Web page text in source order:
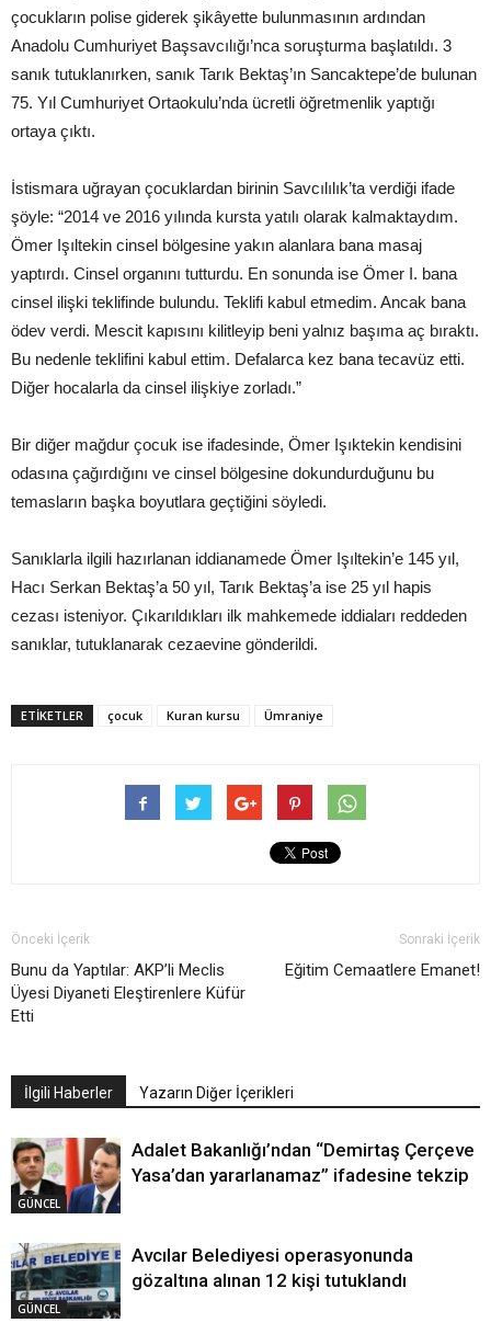
çocukların polise giderek şikâyette bulunmasının ardından
Anadolu Cumhuriyet Başsavcılığı’nca soruşturma başlatıldı. 3
sanık tutuklanırken, sanık Tarık Bektaş’ın Sancaktepe’de bulunan
75. Yıl Cumhuriyet Ortaokulu’nda ücretli öğretmenlik yaptığı
ortaya çıktı.
İstismara uğrayan çocuklardan birinin Savcılılık’ta verdiği ifade
şöyle: “2014 ve 2016 yılında kursta yatılı olarak kalmaktaydım.
Ömer Işıltekin cinsel bölgesine yakın alanlara bana masaj
yaptırdı. Cinsel organını tutturdu. En sonunda ise Ömer I. bana
cinsel ilişki teklifinde bulundu. Teklifi kabul etmedim. Ancak bana
ödev verdi. Mescit kapısını kilitleyip beni yalnız başıma aç bıraktı.
Bu nedenle teklifini kabul ettim. Defalarca kez bana tecavüz etti.
Diğer hocalarla da cinsel ilişkiye zorladı.”
Bir diğer mağdur çocuk ise ifadesinde, Ömer Işıktekin kendisini
odasına çağırdığını ve cinsel bölgesine dokundurduğunu bu
temasların başka boyutlara geçtiğini söyledi.
Sanıklarla ilgili hazırlanan iddianamede Ömer Işıltekin’e 145 yıl,
Hacı Serkan Bektaş’a 50 yıl, Tarık Bektaş’a ise 25 yıl hapis
cezası isteniyor. Çıkarıldıkları ilk mahkemede iddiaları reddeden
sanıklar, tutuklanarak cezaevine gönderildi.
ETIKETLER çocuk Kuran kursu Ümraniye
Önceki İçerik
Bunu da Yaptılar: AKP’li Meclis
Üyesi Diyaneti Eleştirenlere Küfür
Etti
Sonraki İçerik
Eğitim Cemaatlere Emanet!
İlgili Haberler Yazarın Diğer İçerikleri
GÜNCEL
Adalet Bakanlığı’ndan “Demirtaş Çerçeve
Yasa’dan yararlanamaz” ifadesine tekzip
GÜNCEL
Avcılar Belediyesi operasyonunda
gözaltına alınan 12 kişi tutuklandı